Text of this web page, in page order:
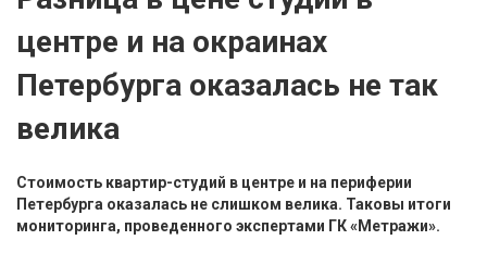
центре и на окраинах
Петербурга оказалась не так
велика
Стоимость квартир-студий в центре и на периферии
Петербурга оказалась не слишком велика. Таковы итоги
мониторинга, проведенного экспертами ГК «Метражи».